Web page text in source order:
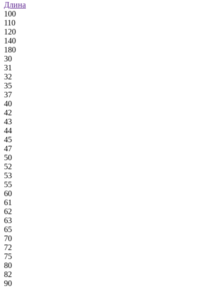
Длина
100
110
120
140
180
30
31
32
35
37
40
42
43
44
45
47
50
52
53
55
60
61
62
63
65
70
72
75
80
82
90